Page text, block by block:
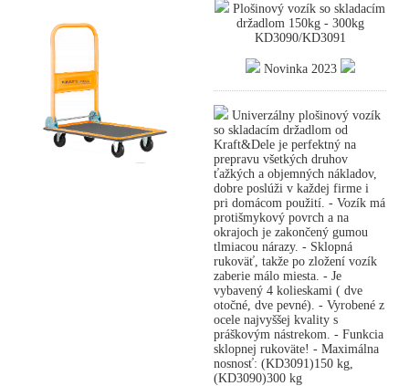
Plošinový vozík so skladacím
držadlom 150kg - 300kg
KD3090/KD3091
Novinka 2023
Univerzálny plošinový vozík
so skladacím držadlom od
Kraft&Dele je perfektný na
prepravu všetkých druhov
ťažkých a objemných nákladov,
dobre poslúži v každej firme i
pri domácom použití. - Vozík má
protišmykový povrch a na
okrajoch je zakončený gumou
tlmiacou nárazy. - Sklopná
rukoväť, takže po zložení vozík
zaberie málo miesta. - Je
vybavený 4 kolieskami ( dve
otočné, dve pevné). - Vyrobené z
ocele najvyššej kvality s
práškovým nástrekom. - Funkcia
sklopnej rukoväte! - Maximálna
nosnosť: (KD3091)150 kg,
(KD3090)300 kg